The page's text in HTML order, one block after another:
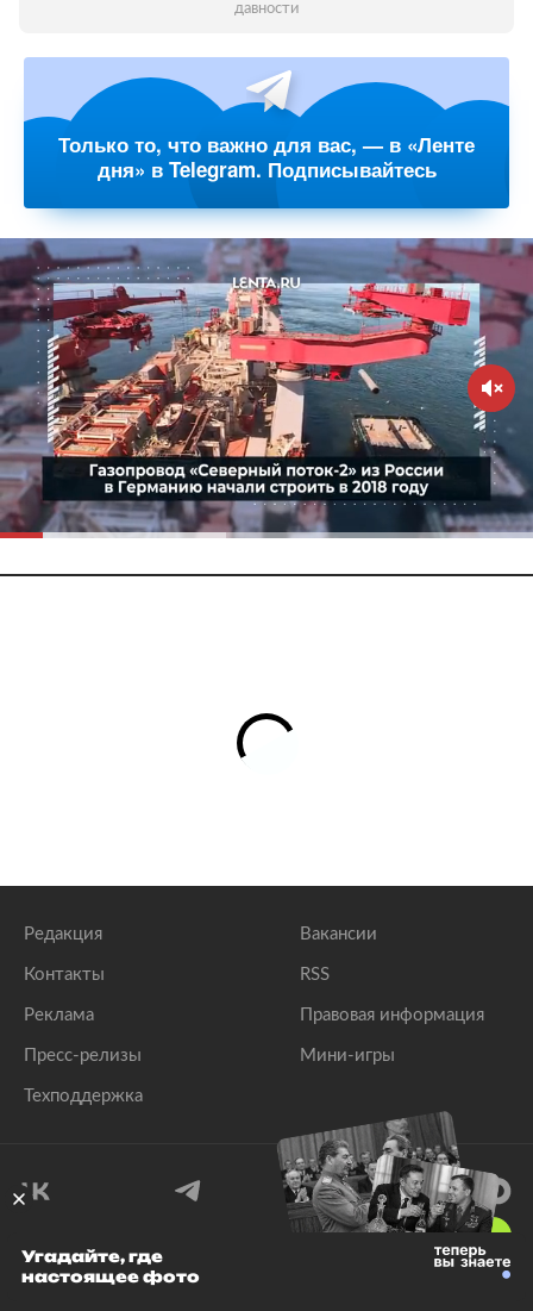
давности
Только то, что важно для вас, — в «Ленте
дня» в Telegram. Подписывайтесь
Редакция
Контакты
Реклама
Пресс-релизы
Техподдержка
Вакансии
RSS
Правовая информация
Мини-игры
© 1999–2026 Все права защищены.
Угадайте, где
настоящее фото